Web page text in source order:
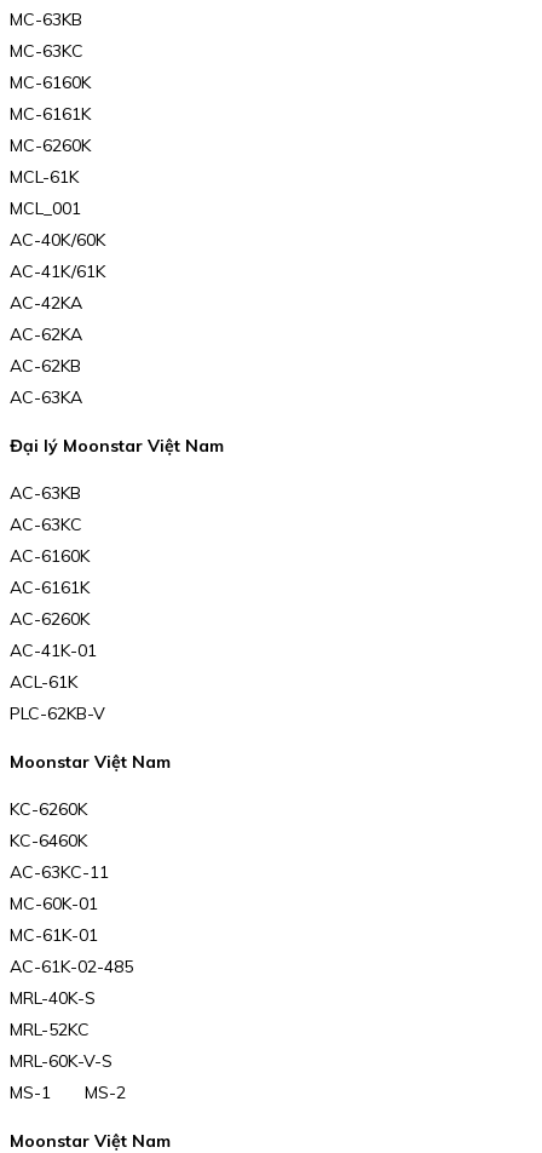
MC-63KB
MC-63KC
MC-6160K
MC-6161K
MC-6260K
MCL-61K
MCL_001
AC-40K/60K
AC-41K/61K
AC-42KA
AC-62KA
AC-62KB
AC-63KA
Đại lý Moonstar Việt Nam
AC-63KB
AC-63KC
AC-6160K
AC-6161K
AC-6260K
AC-41K-01
ACL-61K
PLC-62KB-V
Moonstar Việt Nam
KC-6260K
KC-6460K
AC-63KC-11
MC-60K-01
MC-61K-01
AC-61K-02-485
MRL-40K-S
MRL-52KC
MRL-60K-V-S
MS-1 MS-2
Moonstar Việt Nam